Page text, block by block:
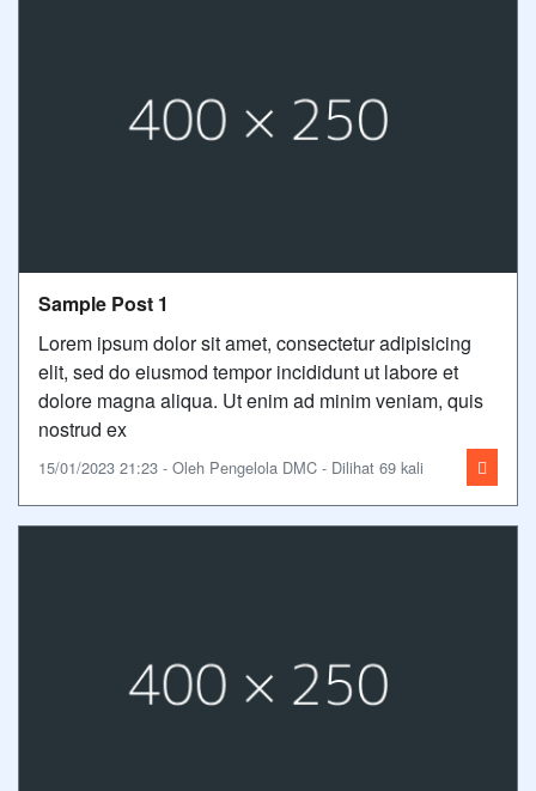
Sample Post 1
Lorem ipsum dolor sit amet, consectetur adipisicing
elit, sed do eiusmod tempor incididunt ut labore et
dolore magna aliqua. Ut enim ad minim veniam, quis
nostrud ex
15/01/2023 21:23 - Oleh Pengelola DMC - Dilihat 69 kali